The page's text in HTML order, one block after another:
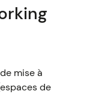
mise à
de